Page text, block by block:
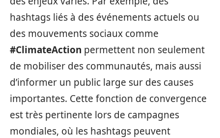
hashtags liés à des événements actuels ou
des mouvements sociaux comme
#ClimateAction permettent non seulement
de mobiliser des communautés, mais aussi
d’informer un public large sur des causes
importantes. Cette fonction de convergence
est très pertinente lors de campagnes
mondiales, où les hashtags peuvent